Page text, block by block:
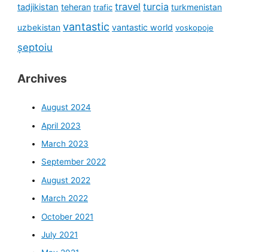
tadjikistan teheran trafic travel turcia turkmenistan
uzbekistan vantastic vantastic world voskopoje
șeptoiu
Archives
August 2024
April 2023
March 2023
September 2022
August 2022
March 2022
October 2021
July 2021